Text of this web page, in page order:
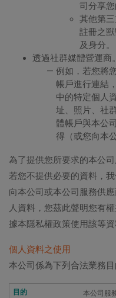
司分享您
其他第
註冊之
及身分。
透過社群媒體營運商。
例如，若您將
帳戶進行連結
中的特定個人
址、照片、社
體帳戶與本公
得（或您向本
為了提供您所要求的本公
若您不提供必要的資料，
向本公司或本公司服務供
人資料，您茲此聲明您有
據本隱私權政策使用該等資
個人資料之使用
本公司係為下列合法業務目
本公司服